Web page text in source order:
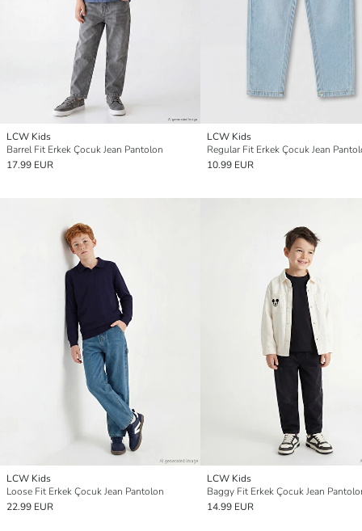
LCW Kids
Barrel Fit Erkek Çocuk Jean Pantolon
17.99 EUR
LCW Kids
Regular Fit Erkek Çocuk Jean
10.99 EUR
LCW Kids
Loose Fit Erkek Çocuk Jean Pantolon
22.99 EUR
LCW Kids
Baggy Fit Erkek Çocuk Jean
14.99 EUR